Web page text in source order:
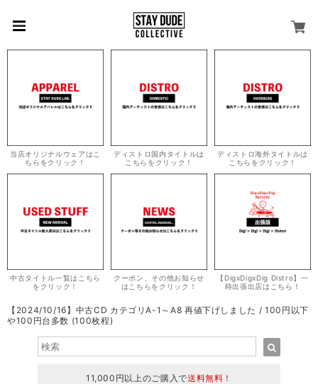
当店オリジナルウェアはこ
ちらをクリック！
ディストロ国内タイトルは
こちらをクリック！
ディストロ海外タイトルは
こちらをクリック！
中古タイトル一覧はこちら
をクリック！
クーポン、その他お知らせ
はこちらをクリック！
【DigxDigxDig Distro】一
時出張出店はこちら！
【2024/10/16】中古CD カテゴリA-1～A8 再値下げしました / 100円以下
や100円台多数 (100枚程)
11,000円以上のご購入で送料無料！